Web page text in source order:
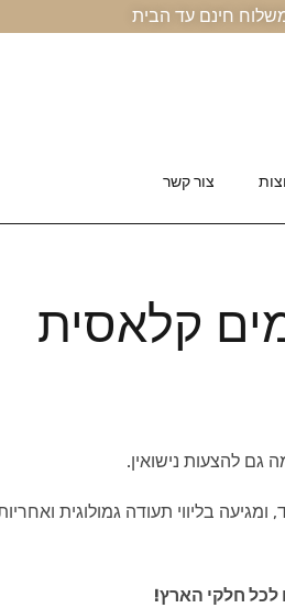
צור קשר
קלאסית
גם להצעות נישואין.
בליווי תעודה גמולוגית
לכל חלקי הארץ!